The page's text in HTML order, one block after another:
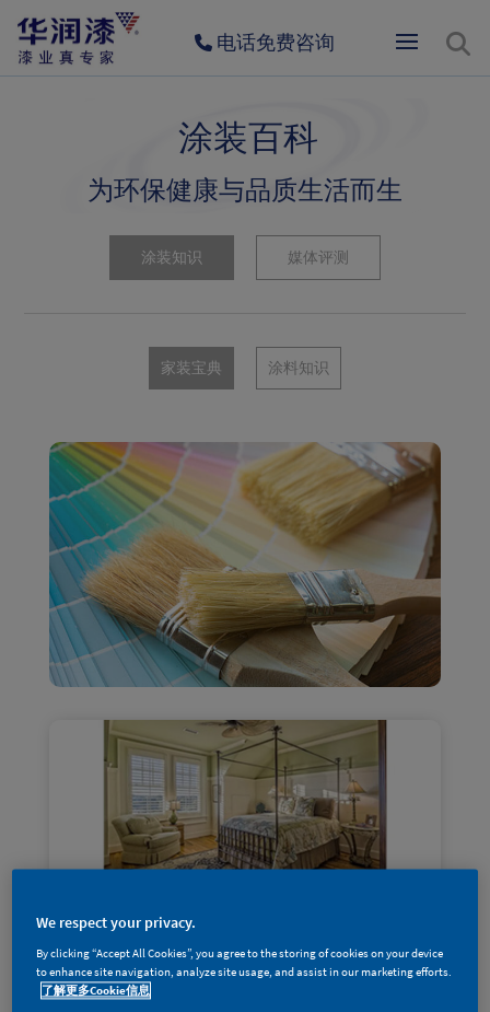
电话免费咨询
涂装百科
为环保健康与品质生活而生
涂装知识 媒体评测
家装宝典 涂料知识
专业「涂」库 | 墙面配色怎么选
2022年6 月|
We respect your privacy.
By clicking “Accept All Cookies”, you agree to the storing of cookies on your device
to enhance site navigation, analyze site usage, and assist in our marketing efforts.
了解更多Cookie信息